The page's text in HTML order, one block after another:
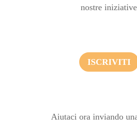
nostre iniziative
ISCRIVITI
Aiutaci ora inviando